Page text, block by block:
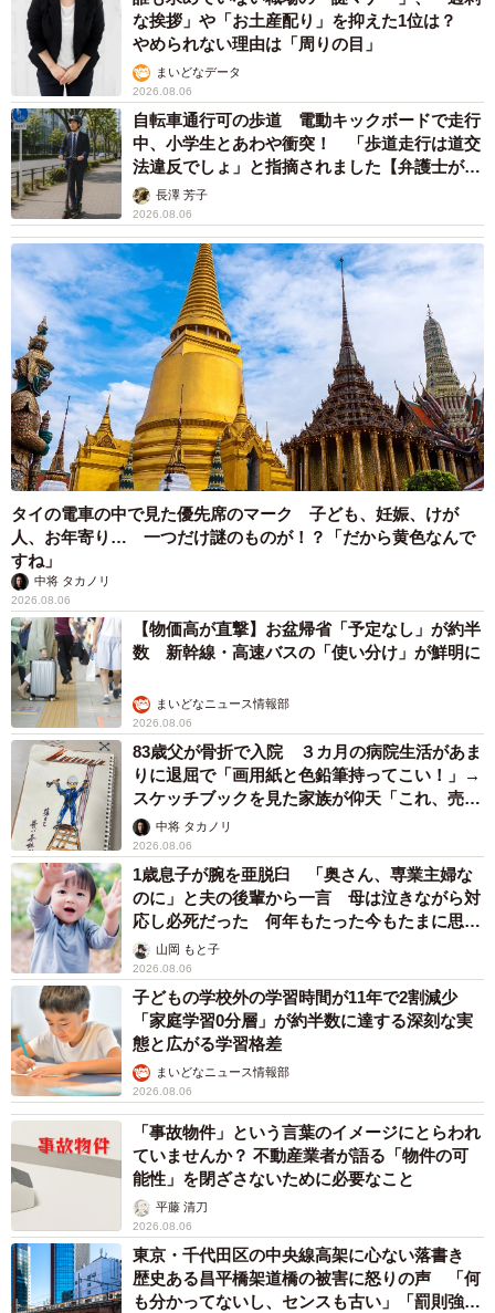
な挨拶」や「お土産配り」を抑えた1位は？
やめられない理由は「周りの目」
まいどなデータ
2026.08.06
自転車通行可の歩道 電動キックボードで走行
中、小学生とあわや衝突！ 「歩道走行は道交
法違反でしょ」と指摘されました【弁護士が解
説】長澤 芳子
2026.08.06
タイの電車の中で見た優先席のマーク 子ども、妊娠、けが
人、お年寄り… 一つだけ謎のものが！？「だから黄色なんで
すね」
中将 タカノリ
2026.08.06
【物価高が直撃】お盆帰省「予定なし」が約半
数 新幹線・高速バスの「使い分け」が鮮明に
まいどなニュース情報部
2026.08.06
83歳父が骨折で入院 ３カ月の病院生活があま
りに退屈で「画用紙と色鉛筆持ってこい！」→
スケッチブックを見た家族が仰天「これ、売れ
ますよ…」
中将 タカノリ
2026.08.06
1歳息子が腕を亜脱臼 「奥さん、専業主婦な
のに」と夫の後輩から一言 母は泣きながら対
応し必死だった 何年もたった今もたまに思い
出し…山岡 もと子
2026.08.06
子どもの学校外の学習時間が11年で2割減少
「家庭学習0分層」が約半数に達する深刻な実
態と広がる学習格差
まいどなニュース情報部
2026.08.06
「事故物件」という言葉のイメージにとらわれ
ていませんか？ 不動産業者が語る「物件の可
能性」を閉ざさないために必要なこと
平藤 清刀
2026.08.06
東京・千代田区の中央線高架に心ない落書き
歴史ある昌平橋架道橋の被害に怒りの声 「何
も分かってないし、センスも古い」「罰則強化